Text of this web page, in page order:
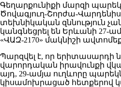
Գեղարքունիքի մարզի
Ծովագյուղ-Շորժա-
տեխնիկական զննություն
կանգնեցրել են Երևանի 27-
«ՎԱԶ-2170» մակնիշի
Պարզվել է, որ երիտասարդի
վարորդական իրավունքի
այդ, 29-ամյա ուղևորը
կիսամոխրացած հետքերով